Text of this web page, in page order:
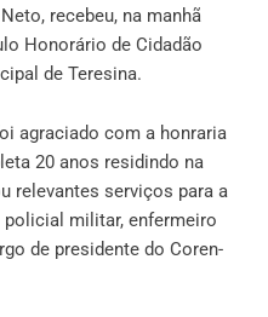
recebeu, na manhã
Honorário de Cidadão
de Teresina.
agraciado com a honraria
20 anos residindo na
relevantes serviços para a
militar, enfermeiro
de presidente do Coren-